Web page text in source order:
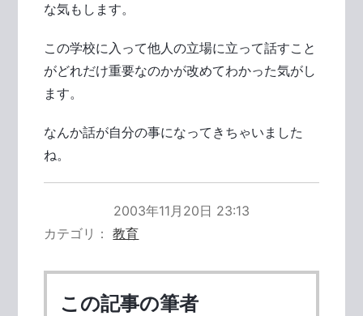
な気もします。
この学校に入って他人の立場に立って話すこと
がどれだけ重要なのかが改めてわかった気がし
ます。
なんか話が自分の事になってきちゃいました
ね。
2003年11月20日 23:13
カテゴリ
教育
この記事の筆者